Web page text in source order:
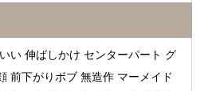
い 伸ばしかけ センターパート グ
前下がりボブ 無造作 マーメイド